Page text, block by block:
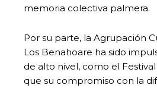
memoria colectiva palmera.
Por su parte, la Agrupación
Los Benahoare ha sido
de alto nivel, como el Festival
que su compromiso con la